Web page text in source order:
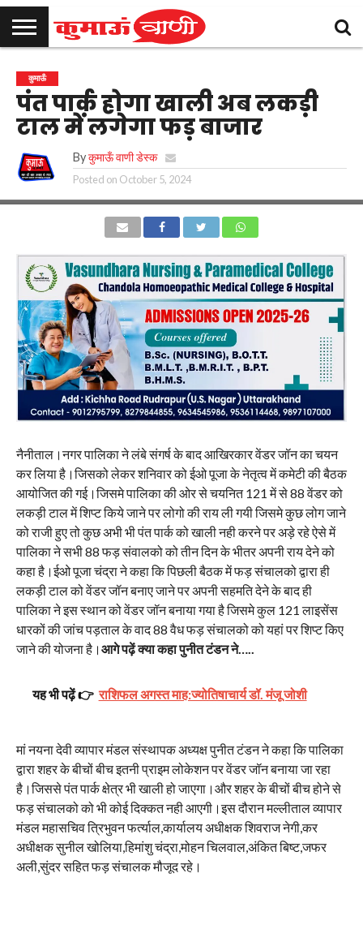
उत्तराखण्ड
राजनीति
मनोरंजन
क्राइम
खेल
समाचार
शिक्षा
स्वास्थ्य
धर्म-
संस्कृति
चुनाव
विज्ञापन
संपर्क
करें
कुमाऊँ
पंत पार्क होगा खाली अब लकड़ी
टाल में लगेगा फड़ बाजार
By कुमाऊँ वाणी डेस्क
Posted on October 5, 2024
नैनीताल।नगर पालिका ने लंबे संगर्ष के बाद आखिरकार वेंडर जॉन का चयन
कर लिया है।जिसको लेकर शनिवार को ईओ पूजा के नेतृत्व में कमेटी की बैठक
आयोजित की गई।जिसमे पालिका की ओर से चयनित 121 में से 88 वेंडर को
लकड़ी टाल में शिप्ट किये जाने पर लोगो की राय ली गयी जिसमे कुछ लोग जाने
को राजी हुए तो कुछ अभी भी पंत पार्क को खाली नही करने पर अड़े रहे ऐसे में
पालिका ने सभी 88 फड़ संवालको को तीन दिन के भीतर अपनी राय देने को
कहा है।ईओ पूजा चंद्रा ने कहा कि पिछली बैठक में फड़ संचालको द्वारा ही
लकड़ी टाल को वेंडर जॉन बनाए जाने पर अपनी सहमति देने के बाद ही
पालिका ने इस स्थान को वेंडर जॉन बनाया गया है जिसमे कुल 121 लाइसेंस
धारकों की जांच पड़ताल के वाद 88 वैध फड़ संचालको को यहां पर शिप्ट किए
जाने की योजना है। आगे पढ़ें क्या कहा पुनीत टंडन ने…..
यह भी पढ़ें 👉 राशिफल अगस्त माह:ज्योतिषाचार्य डॉ. मंजू जोशी
मां नयना देवी व्यापार मंडल संस्थापक अध्यक्ष पुनीत टंडन ने कहा कि पालिका
द्वारा शहर के बीचों बीच इतनी प्राइम लोकेशन पर वेंडर जॉन बनाया जा रहा
है।जिससे पंत पार्क क्षेत्र भी खाली हो जाएगा।और शहर के बीचों बीच होने से
फड़ संचालको को भी कोई दिक्कत नही आएगी।इस दौरान मल्लीताल व्यापार
मंडल महासचिव त्रिभुवन फर्त्याल,कार्यालय अधीक्षक शिवराज नेगी,कर
अधीक्षक सुनील खोलिया,हिमांशु चंद्रा,मोहन चिलवाल,अंकित बिष्ट,जफर
अली,सुंदर सहित फड़ संचालक मौजूद रहे।